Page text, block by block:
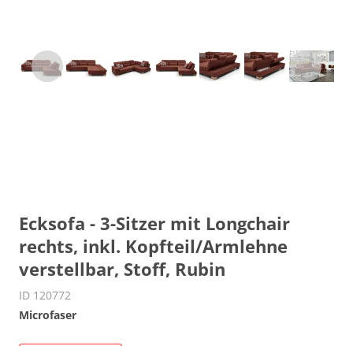
Ecksofa - 3-Sitzer mit Longchair
rechts, inkl. Kopfteil/Armlehne
verstellbar, Stoff, Rubin
ID 120772
Microfaser